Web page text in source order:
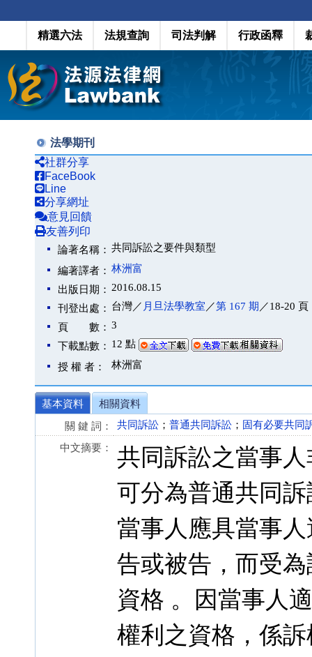
精選六法 法規查詢 司法判解 行政函釋
法學期刊
社群分享
FaceBook
Line
分享網址
意見回饋
友善列印
論著名稱： 共同訴訟之要件與類型
編著譯者： 林洲富
出版日期： 2016.08.15
刊登出處： 台灣／ 月旦法學教室 ／第 167 期 ／18-20 頁
頁 數： 3
下載點數： 12 點
授 權 者： 林洲富
基本資料
相關資料
關 鍵 詞：
共同訴訟 ； 普通共同訴訟 ； 固有必要共同
中文摘要：
共同訴訟之當事
可分為普通共同
當事人應具當事
告或被告，而受
資格 。因當事人
權利之資格，係